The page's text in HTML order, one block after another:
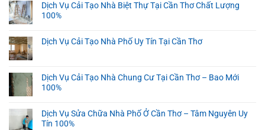
Dịch Vụ Cải Tạo Nhà Biệt Thự Tại Cần Thơ Chất Lượng
100%
Dịch Vụ Cải Tạo Nhà Phố Uy Tín Tại Cần Thơ
Dịch Vụ Cải Tạo Nhà Chung Cư Tại Cần Thơ – Bao Mới
100%
Dịch Vụ Sửa Chữa Nhà Phố Ở Cần Thơ – Tâm Nguyên Uy
Tín 100%